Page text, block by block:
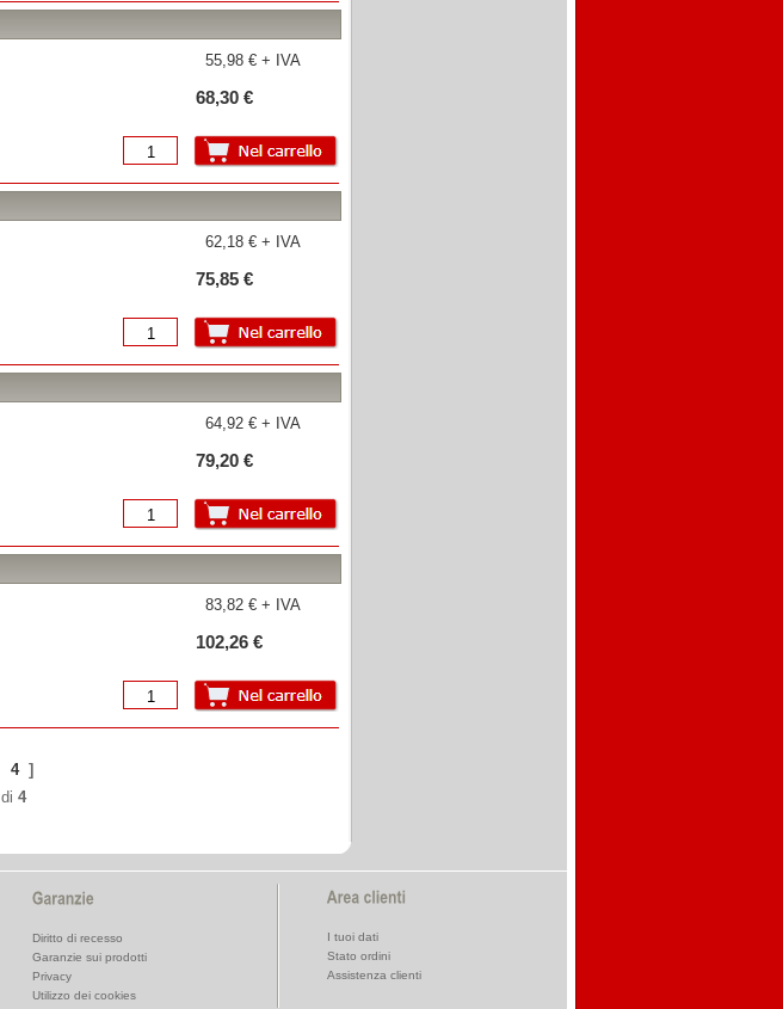
55,98 € + IVA
68,30 €
62,18 € + IVA
75,85 €
64,92 € + IVA
79,20 €
83,82 € + IVA
102,26 €
4]
di 4
Diritto di recesso
Garanzie sui prodotti
Privacy
Utilizzo dei cookies
I tuoi dati
Stato ordini
Assistenza clienti